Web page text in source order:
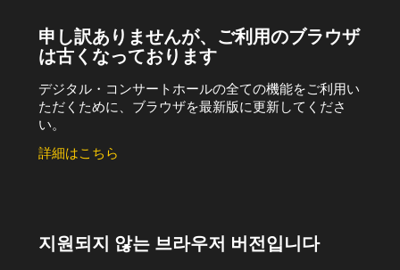
申し訳ありませんが、ご利用のブラウザ
は古くなっております
デジタル・コンサートホールの全ての機能をご利用い
ただくために、ブラウザを最新版に更新してくださ
い。
詳細はこちら
지원되지 않는 브라우저 버전입니다